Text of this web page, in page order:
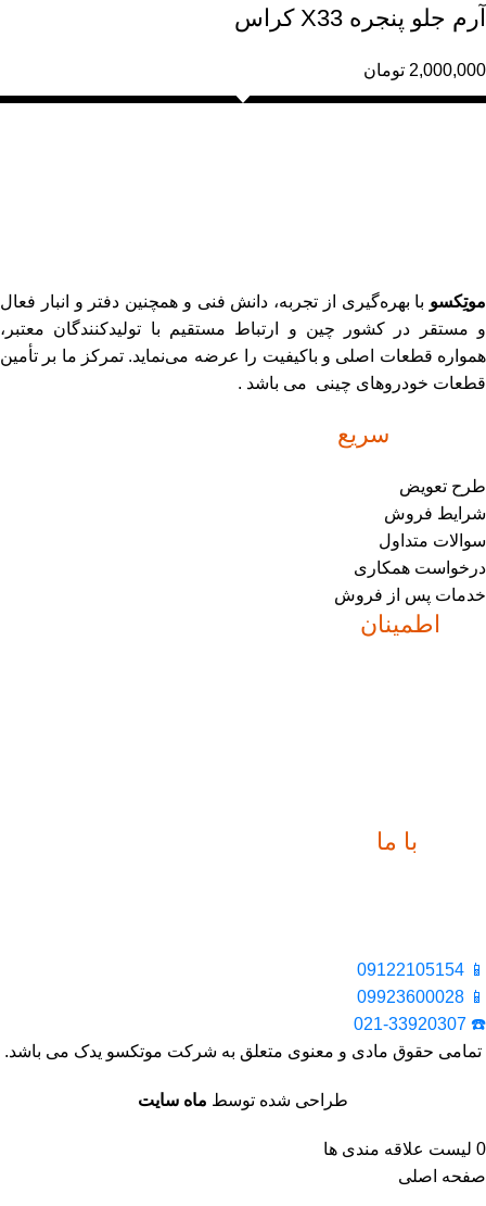
آرم جلو پنجره X33 کراس
2,000,000 تومان
موتِکسو با بهره‌گیری از تجربه، دانش فنی و همچنین دفتر و انبار فعال
و مستقر در کشور چین و ارتباط مستقیم با تولیدکنندگان معتبر،
همواره قطعات اصلی و باکیفیت را عرضه می‌نماید. تمرکز ما بر تأمین
قطعات خودروهای چینی می باشد .
سریع
طرح تعویض
شرایط فروش
سوالات متداول
درخواست همکاری
خدمات پس از فروش
اطمینان
با ما
📱 09122105154
📱 09923600028
☎️ 021-33920307
تمامی حقوق مادی و معنوی متعلق به شرکت موتکسو یدک می باشد.
طراحی شده توسط ماه سایت
0 لیست علاقه مندی ها
صفحه اصلی